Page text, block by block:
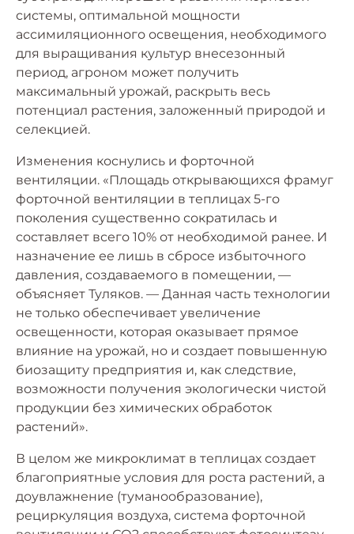
системы, оптимальной мощности
ассимиляционного освещения, необходимого
для выращивания культур внесезонный
период, агроном может получить
максимальный урожай, раскрыть весь
потенциал растения, заложенный природой и
селекцией.
Изменения коснулись и форточной
вентиляции. «Площадь открывающихся фрамуг
форточной вентиляции в теплицах 5-го
поколения существенно сократилась и
составляет всего 10% от необходимой ранее. И
назначение ее лишь в сбросе избыточного
давления, создаваемого в помещении, —
объясняет Туляков. — Данная часть технологии
не только обеспечивает увеличение
освещенности, которая оказывает прямое
влияние на урожай, но и создает повышенную
биозащиту предприятия и, как следствие,
возможности получения экологически чистой
продукции без химических обработок
растений».
В целом же микроклимат в теплицах создает
благоприятные условия для роста растений, а
доувлажнение (туманообразование),
рециркуляция воздуха, система форточной